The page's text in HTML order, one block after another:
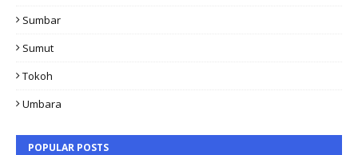
Sumbar
Sumut
Tokoh
Umbara
POPULAR POSTS